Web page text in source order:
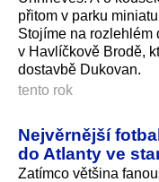
přitom v parku
Stojíme na rozlehlém
v Havlíčkově Brodě,
dostavbě Dukovan.
tento rok
Nejvěrnější
do Atlanty ve
Zatímco většina